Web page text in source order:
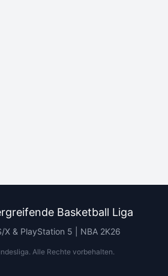
Basketball Liga
X & PlayStation 5 | NBA 2K26
Alle Rechte vorbehalten.